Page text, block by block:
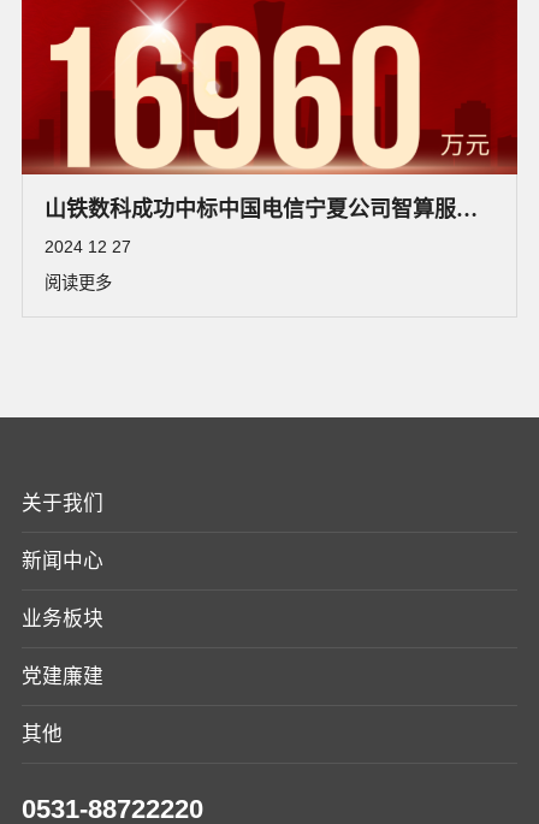
山铁数科成功中标中国电信宁夏公司智算服务
项目
2024 12 27
阅读更多
关于我们
新闻中心
业务板块
党建廉建
其他
0531-88722220